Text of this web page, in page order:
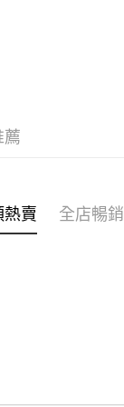
薦
賣 全店暢